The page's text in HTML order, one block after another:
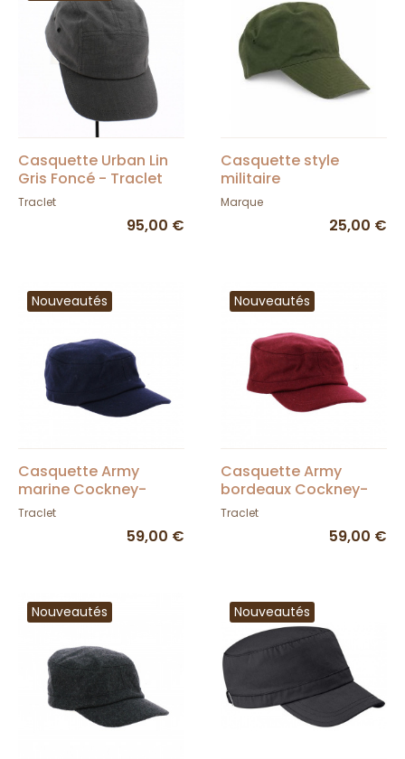
Casquette Urban Lin
Gris Foncé - Traclet
Traclet
95,00 €
Casquette style
militaire
Marque
25,00 €
Nouveautés
Casquette Army
marine Cockney-
Traclet
Traclet
59,00 €
Nouveautés
Casquette Army
bordeaux Cockney-
Traclet
Traclet
59,00 €
Nouveautés Nouveautés